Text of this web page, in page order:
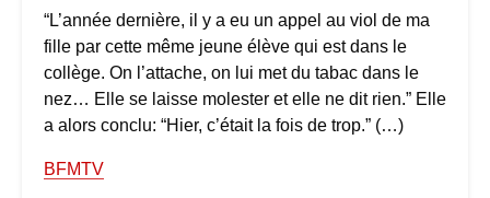
“L’année dernière, il y a eu un appel au viol de ma
fille par cette même jeune élève qui est dans le
collège. On l’attache, on lui met du tabac dans le
nez… Elle se laisse molester et elle ne dit rien.” Elle
a alors conclu: “Hier, c’était la fois de trop.” (…)
BFMTV